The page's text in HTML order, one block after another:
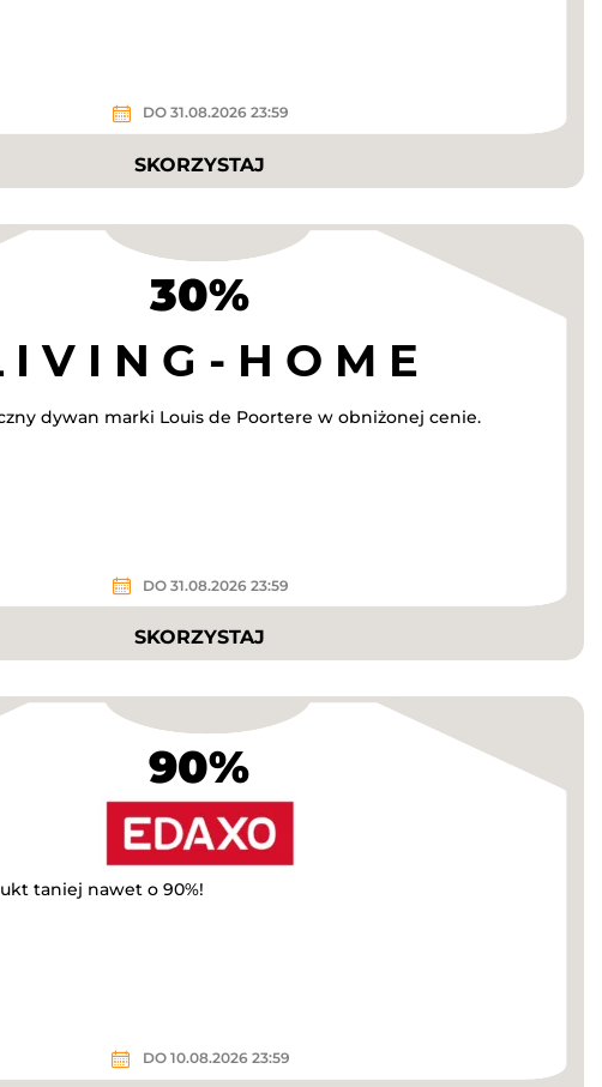
DO 31.08.2026 23:59
SKORZYSTAJ
30%
dywan marki Louis de Poortere w obniżonej cenie.
DO 31.08.2026 23:59
SKORZYSTAJ
90%
taniej nawet o 90%!
DO 10.08.2026 23:59